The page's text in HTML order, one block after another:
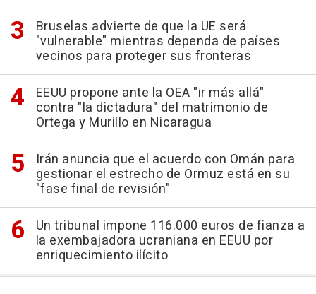
Bruselas advierte de que la UE será
"vulnerable" mientras dependa de países
vecinos para proteger sus fronteras
EEUU propone ante la OEA "ir más allá"
contra "la dictadura" del matrimonio de
Ortega y Murillo en Nicaragua
Irán anuncia que el acuerdo con Omán para
gestionar el estrecho de Ormuz está en su
"fase final de revisión"
Un tribunal impone 116.000 euros de fianza a
la exembajadora ucraniana en EEUU por
enriquecimiento ilícito